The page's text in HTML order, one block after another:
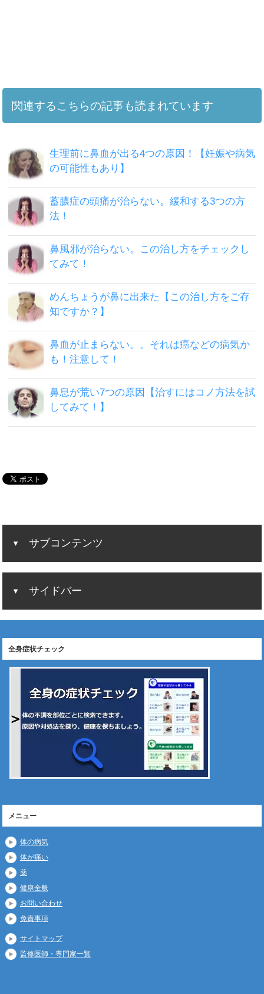
関連するこちらの記事も読まれています
生理前に鼻血が出る4つの原因！【妊娠や病気
の可能性もあり】
蓄膿症の頭痛が治らない。緩和する3つの方
法！
鼻風邪が治らない。この治し方をチェックし
てみて！
めんちょうが鼻に出来た【この治し方をご存
知ですか？】
鼻血が止まらない。。それは癌などの病気か
も！注意して！
鼻息が荒い7つの原因【治すにはコノ方法を試
してみて！】
サブコンテンツ
サイドバー
全身症状チェック
メニュー
体の病気
体が痛い
薬
健康全般
お問い合わせ
免責事項
サイトマップ
監修医師・専門家一覧